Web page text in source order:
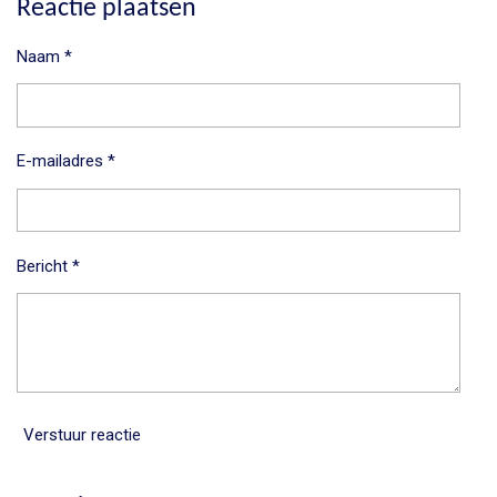
n
e
n
Reactie plaatsen
Naam *
E-mailadres *
Bericht *
Verstuur reactie